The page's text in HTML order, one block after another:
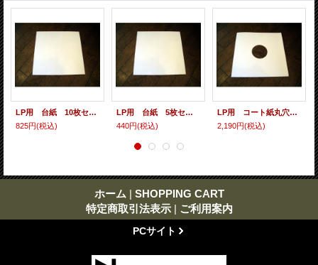
LP用 台紙 10枚セット
825円(税込)
LP用 台紙 5枚セット
440円(税込)
LP用 コート紙丸穴ジャケ 10枚セット
2,190円(税込)
ホーム | SHOPPING CART
特定商取引法表示 | ご利用案内
PCサイト